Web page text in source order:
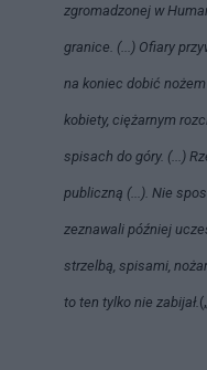
zgromadzonej w
granice. (...) Ofiary
na koniec dobić
kobiety, ciężarnym
spisach do góry. (...)
publiczną (...). Nie
zeznawali później
strzelbą, spisami,
to ten tylko nie zabijał.